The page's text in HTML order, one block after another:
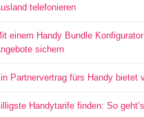
telefonieren
einem Handy Bundle
sichern
Partnervertrag fürs Handy bietet
Handytarife finden: So geht’s